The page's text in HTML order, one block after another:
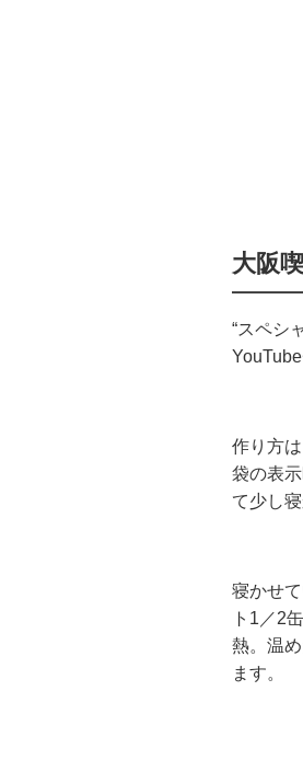
大阪
“スペシ
作り方
袋の表
て少し
寝かせ
ト1／2
熱。温
ます。